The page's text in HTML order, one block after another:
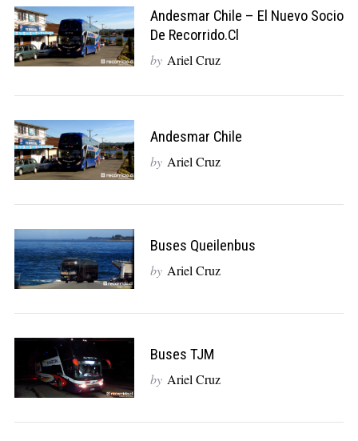
Andesmar Chile – El Nuevo Socio
De Recorrido.cl
by Ariel Cruz
Andesmar Chile
by Ariel Cruz
Buses Queilenbus
by Ariel Cruz
Buses TJM
by Ariel Cruz